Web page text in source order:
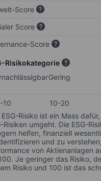
Score
Score
Score
Risikokategorie
Gering
10 10-20
ESG-Risiko ist ein Mass
Risiken umgeht. Die ESG-
helfen, finanziell
und zu
von Aktienanlagen
Je geringer das Risiko,
Risiko und 100 ist das